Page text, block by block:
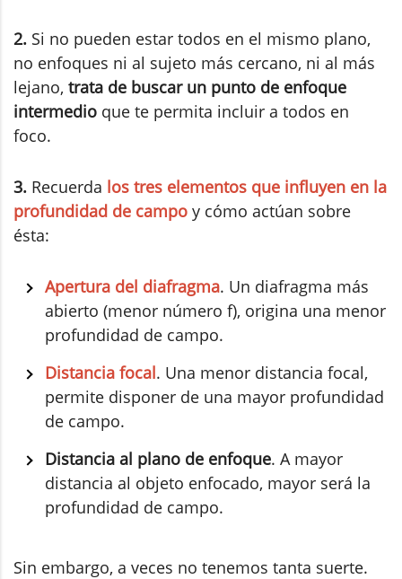
2. Si no pueden estar todos en el mismo plano,
no enfoques ni al sujeto más cercano, ni al más
lejano, trata de buscar un punto de enfoque
intermedio que te permita incluir a todos en
foco.
3. Recuerda los tres elementos que influyen en la
profundidad de campo y cómo actúan sobre
ésta:
Apertura del diafragma. Un diafragma más
abierto (menor número f), origina una menor
profundidad de campo.
Distancia focal. Una menor distancia focal,
permite disponer de una mayor profundidad
de campo.
Distancia al plano de enfoque. A mayor
distancia al objeto enfocado, mayor será la
profundidad de campo.
Sin embargo, a veces no tenemos tanta suerte.